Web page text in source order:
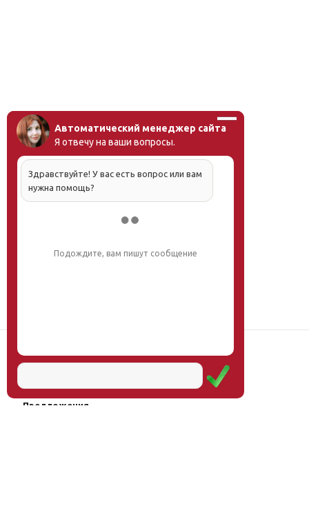
Научная школа
Услуги
Предложения
Автоматический менеджер сайта
Я отвечу на ваши вопросы.
Здравствуйте! У вас есть вопрос или вам
нужна помощь?
Подождите, вам пишут сообщение